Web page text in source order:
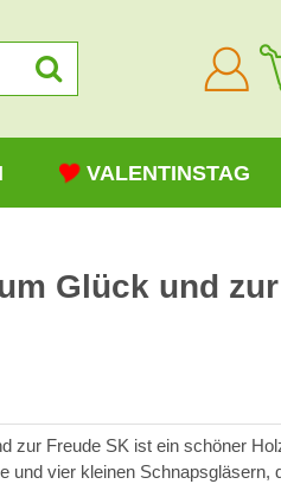
VALENTINSTAG
Glück und
zur Freude SK ist ein schöner
und vier kleinen Schnapsgläsern,